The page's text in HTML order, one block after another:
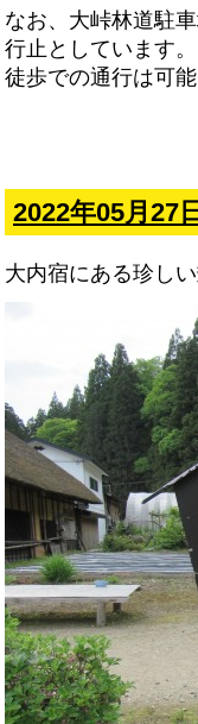
なお、大峠林道駐
行止としています。
徒歩での通行は可
2022年05月27
大内宿にある珍し